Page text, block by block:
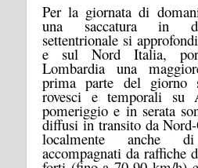
Per la giornata di
una saccatura in
settentrionale si
e sul Nord Italia,
Lombardia una
prima parte del giorno
rovesci e temporali su
pomeriggio e in serata
diffusi in transito da Nord-
localmente anche
accompagnati da